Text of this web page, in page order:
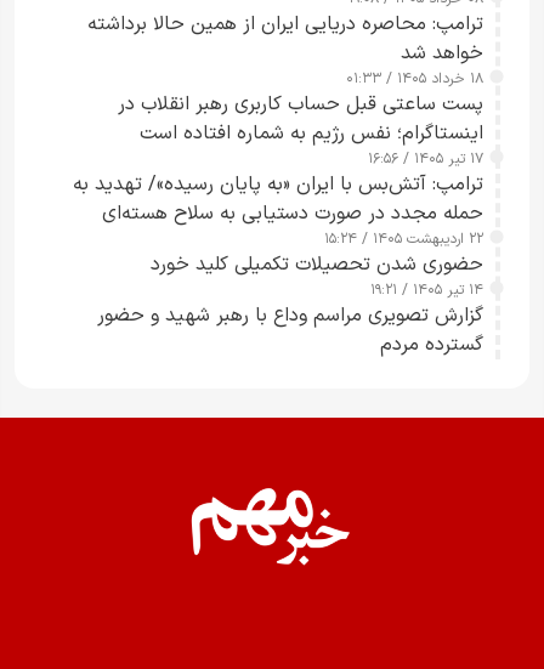
ترامپ: محاصره دریایی ایران از همین حالا برداشته
خواهد شد
۱۸ خرداد ۱۴۰۵ / ۰۱:۳۳
پست ساعتی قبل حساب کاربری رهبر انقلاب در
اینستاگرام؛ نفس رژیم به شماره افتاده است​
۱۷ تیر ۱۴۰۵ / ۱۶:۵۶
ترامپ: آتش‌بس با ایران «به پایان رسیده»/ تهدید به
حمله مجدد در صورت دستیابی به سلاح هسته‌ای
۲۲ اردیبهشت ۱۴۰۵ / ۱۵:۲۴
حضوری شدن تحصیلات تکمیلی کلید خورد
۱۴ تیر ۱۴۰۵ / ۱۹:۲۱
گزارش تصویری مراسم وداع با رهبر شهید و حضور
گسترده مردم